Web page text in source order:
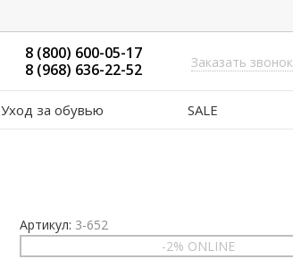
8 (800) 600-05-17
8 (968) 636-22-52
Заказать звонок
Уход за обувью SALE
Артикул: 3-652
-2% ONLINE